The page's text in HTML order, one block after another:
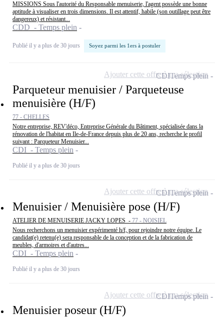
MISSIONS Sous l'autorité du Responsable menuiserie, l'agent possède une bonne
aptitude à visualiser en trois dimensions. Il est attentif, habile (son outillage peut être
dangereux) et résistant...
CDD - Temps plein
Publié il y a plus de 30 jours Soyez parmi les 1ers à postuler
Parqueteur menuisier / Parqueteuse
menuisière (H/F)
77 - CHELLES
Notre entreprise, REV'déco, Entreprise Générale du Bâtiment, spécialisée dans la
rénovation de l'habitat en Ile-de-France depuis plus de 20 ans, recherche le profil
suivant : Parqueteur Menuisier...
CDI - Temps plein
Publié il y a plus de 30 jours
CDITemps plein
Ajouter cette offre à ma sélection
Menuisier / Menuisière pose (H/F)
ATELIER DE MENUISERIE JACKY LOPES - 77 - NOISIEL
Nous recherchons un menuisier expérimenté h/f, pour rejoindre notre équipe. Le
candidat(e) retenu(e) sera responsable de la conception et de la fabrication de
meubles, d'armoires et d'autres...
CDI - Temps plein
Publié il y a plus de 30 jours
CDITemps plein
Ajouter cette offre à ma sélection
Menuisier poseur (H/F)
CDITemps plein
Ajouter cette offre à ma sélection